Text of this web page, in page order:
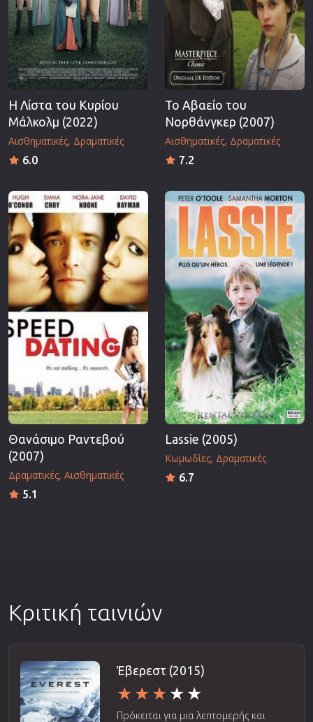
Καταστροφής
Κλασσικές
Η Λίστα του Κυρίου
Μάλκολμ (2022)
Αισθηματικές Δραματικές
6.0
Το Αβαείο του
Νορθάνγκερ (2007)
Αισθηματικές Δραματικές
7.2
Θανάσιμο Ραντεβού
(2007)
Δραματικές Αισθηματικές
5.1
Lassie (2005)
Κωμωδίες Δραματικές
6.7
Κριτική ταινιών
Έβερεστ (2015)
Πρόκειται για μια λεπτομερής και